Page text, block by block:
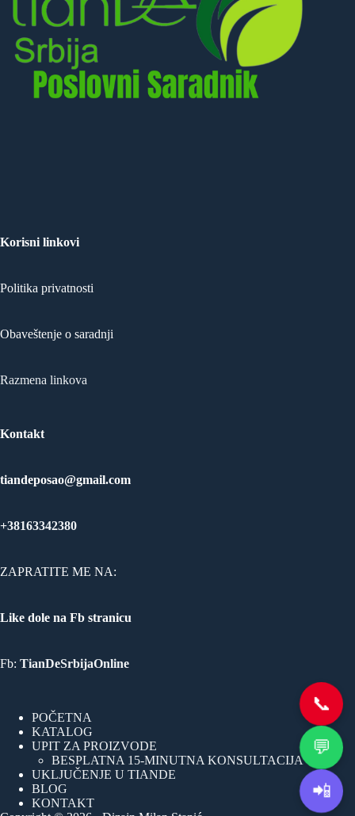
Korisni linkovi
Politika privatnosti
Obaveštenje o saradnji
Razmena linkova
Kontakt
tiandeposao@gmail.com
+38163342380
ZAPRATITE ME NA:
Like dole na Fb stranicu
Fb: TianDeSrbijaOnline
POČETNA
KATALOG
UPIT ZA PROIZVODE
BESPLATNA 15-MINUTNA KONSULTACIJA
UKLJUČENJE U TIANDE
BLOG
KONTAKT
📞
💬
📲